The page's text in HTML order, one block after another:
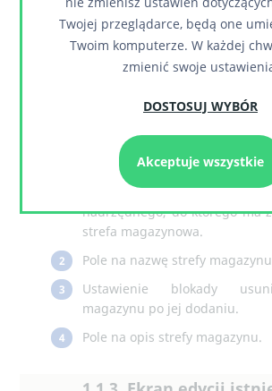
Lista rozwijana z
nadrzędnego, do którego ma
strefa magazynowa.
2 Pole na nazwę strefy
3
Ustawienie blokady
magazynu po jej dodaniu.
4 Pole na opis strefy magazynu.
Twojej przeglądarce, będą one
Twoim komputerze. W każdej
zmienić swoje
DOSTOSUJ WYBÓR
Akceptuje wszystkie